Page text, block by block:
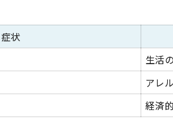
症状
生活
アレ
経済